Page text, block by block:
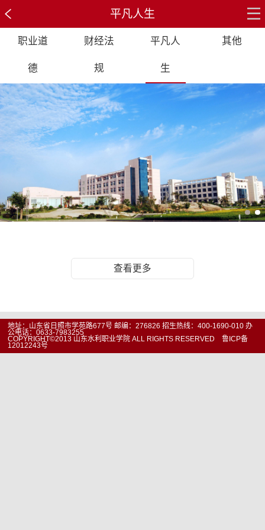
平凡人生
职业道
德
财经法
规
平凡人
生
其他
查看更多
地址：山东省日照市学苑路677号 邮编：276826 招生热线：400-1690-010 办
公电话：0633-7983255
COPYRIGHT©2013 山东水利职业学院 ALL RIGHTS RESERVED 鲁ICP备
12012243号